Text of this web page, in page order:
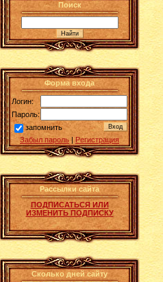
Поиск
Форма входа
Логин:
Пароль:
запомнить
Забыл пароль | Регистрация
Рассылки сайта
ПОДПИСАТЬСЯ ИЛИ
ИЗМЕНИТЬ ПОДПИСКУ
Сколько дней сайту